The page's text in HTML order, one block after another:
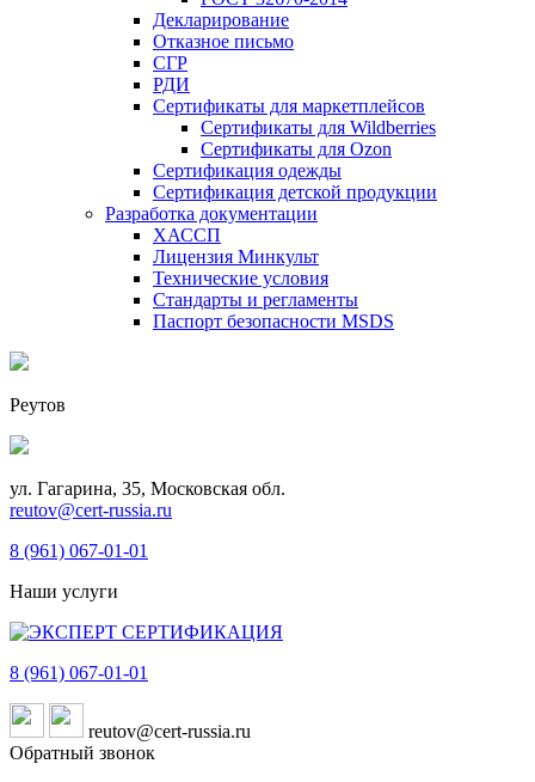
Декларирование
Отказное письмо
СГР
РДИ
Сертификаты для маркетплейсов
Сертификаты для Wildberries
Сертификаты для Ozon
Сертификация одежды
Сертификация детской продукции
Разработка документации
ХАССП
Лицензия Минкульт
Технические условия
Стандарты и регламенты
Паспорт безопасности MSDS
Реутов
ул. Гагарина, 35, Московская обл.
reutov@cert-russia.ru
8 (961) 067-01-01
Наши услуги
8 (961) 067-01-01
reutov@cert-russia.ru
Обратный звонок